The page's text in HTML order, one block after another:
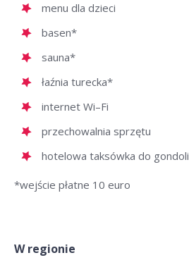
menu dla dzieci
basen*
sauna*
łaźnia turecka*
internet Wi–Fi
przechowalnia sprzętu
hotelowa taksówka do gondoli
*wejście płatne 10 euro
W regionie